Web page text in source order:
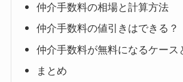
仲介手数料の相場と計算方法
仲介手数料の値引きはできる？
仲介手数料が無料になるケース
まとめ